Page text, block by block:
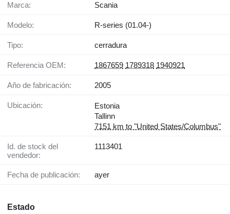
Marca: Scania
Modelo: R-series (01.04-)
Tipo: cerradura
Referencia OEM: 1867659 1789318 1940921
Año de fabricación: 2005
Ubicación:
Estonia
Tallinn
7151 km to "United States/Columbus"
Id. de stock del
vendedor:
1113401
Fecha de publicación: ayer
Estado